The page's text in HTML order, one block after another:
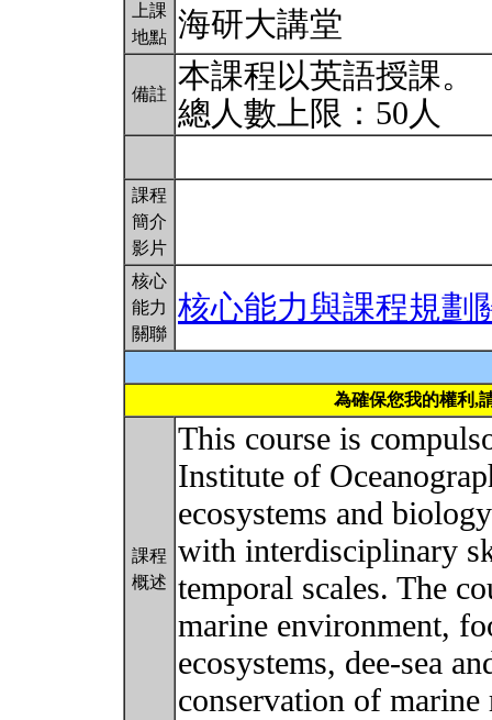
上課
地點 海研大講堂
備註
本課程以英語授課。
總人數上限：50人
課程
簡介
影片
核心
能力
關聯
核心能力與課程規劃
為確保您我的權利,
課程
概述
This course is
Institute of
ecosystems and
with interdisciplinary
temporal scales. The
marine environment,
ecosystems, dee-sea
conservation of